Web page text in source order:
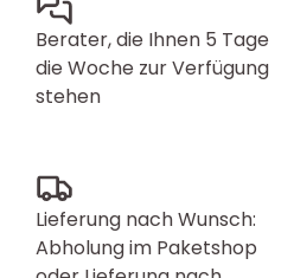
Berater, die Ihnen 5 Tage
die Woche zur Verfügung
stehen
Lieferung nach Wunsch:
Abholung im Paketshop